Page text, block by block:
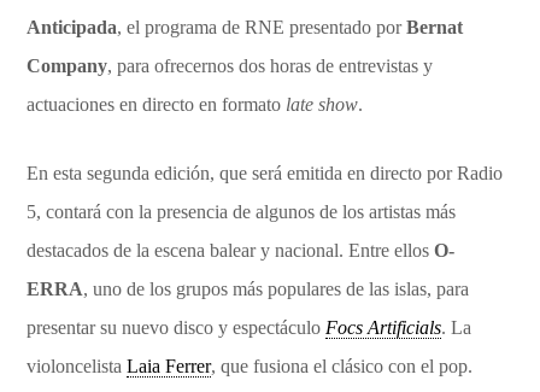
Anticipada, el programa de RNE presentado porBernat
Company, para ofrecernos dos horas de entrevistas y
actuaciones en directo en formato late show.
En esta segunda edición, que será emitida en directo por Radio
5, contará con la presencia de algunos de los artistas más
destacados de la escena balear y nacional. Entre ellosO-
ERRA, uno de los grupos más populares de las islas, para
presentar su nuevo disco y espectáculo Focs Artificials. La
violoncelistaLaia Ferrer, que fusiona el clásico con el pop.